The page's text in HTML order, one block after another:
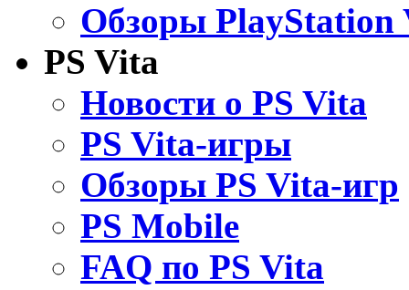
Обзоры PlayStation
PS Vita
Новости о PS Vita
PS Vita-игры
Обзоры PS Vita-игр
PS Mobile
FAQ по PS Vita